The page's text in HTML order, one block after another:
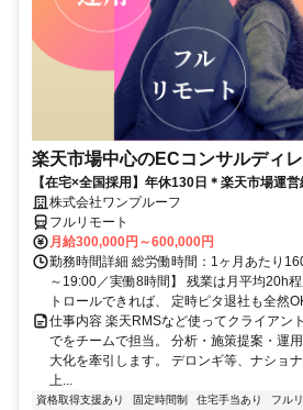
楽天市場中心のECコンサルディ
【在宅×全国採用】年休130日＊楽天市場運
株式会社ワンプルーフ
フルリモート
月給300,000円～600,000円
勤務時間詳細 総労働時間：1ヶ月あたり
～19:00／実働8時間】 残業は月平均20h
トロールできれば、 定時ピタ退社も全然
仕事内容 楽天RMSなど使ってクライアン
でをチームで担当。 分析・施策提案・運
大化を牽引します。 デロンギ等、ナショ
上...
資格取得支援あり 固定時間制 住宅手当あり フル